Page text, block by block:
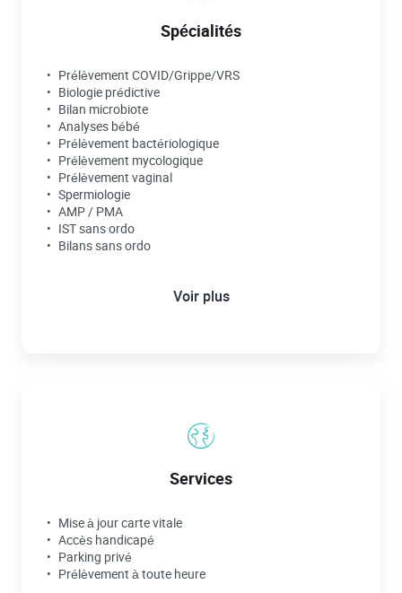
Spécialités
Prélèvement COVID/Grippe/VRS
Biologie prédictive
Bilan microbiote
Analyses bébé
Prélèvement bactériologique
Prélèvement mycologique
Prélèvement vaginal
Spermiologie
AMP / PMA
IST sans ordo
Bilans sans ordo
Voir plus
Services
Mise à jour carte vitale
Accès handicapé
Parking privé
Prélèvement à toute heure